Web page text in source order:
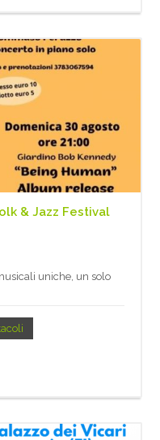
& Jazz Festival
uniche, un solo